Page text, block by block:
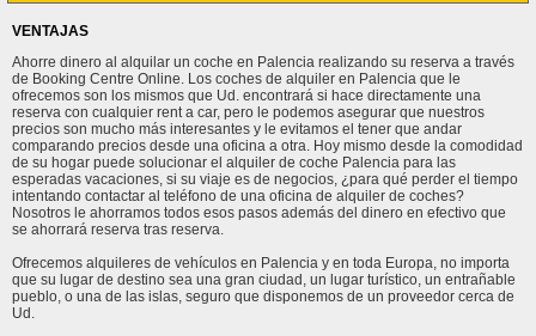
VENTAJAS
Ahorre dinero al alquilar un coche en Palencia realizando su reserva a través
de Booking Centre Online. Los coches de alquiler en Palencia que le
ofrecemos son los mismos que Ud. encontrará si hace directamente una
reserva con cualquier rent a car, pero le podemos asegurar que nuestros
precios son mucho más interesantes y le evitamos el tener que andar
comparando precios desde una oficina a otra. Hoy mismo desde la comodidad
de su hogar puede solucionar el alquiler de coche Palencia para las
esperadas vacaciones, si su viaje es de negocios, ¿para qué perder el tiempo
intentando contactar al teléfono de una oficina de alquiler de coches?
Nosotros le ahorramos todos esos pasos además del dinero en efectivo que
se ahorrará reserva tras reserva.
Ofrecemos alquileres de vehículos en Palencia y en toda Europa, no importa
que su lugar de destino sea una gran ciudad, un lugar turístico, un entrañable
pueblo, o una de las islas, seguro que disponemos de un proveedor cerca de
Ud.